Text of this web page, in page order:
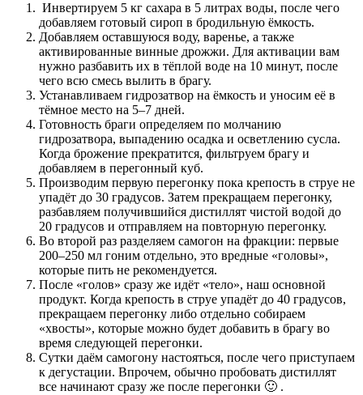
Инвертируем 5 кг сахара в 5 литрах воды, после чего
добавляем готовый сироп в бродильную ёмкость.
Добавляем оставшуюся воду, варенье, а также
активированные винные дрожжи. Для активации вам
нужно разбавить их в тёплой воде на 10 минут, после
чего всю смесь вылить в брагу.
Устанавливаем гидрозатвор на ёмкость и уносим её в
тёмное место на 5–7 дней.
Готовность браги определяем по молчанию
гидрозатвора, выпадению осадка и осветлению сусла.
Когда брожение прекратится, фильтруем брагу и
добавляем в перегонный куб.
Производим первую перегонку пока крепость в струе не
упадёт до 30 градусов. Затем прекращаем перегонку,
разбавляем получившийся дистиллят чистой водой до
20 градусов и отправляем на повторную перегонку.
Во второй раз разделяем самогон на фракции: первые
200–250 мл гоним отдельно, это вредные «головы»,
которые пить не рекомендуется.
После «голов» сразу же идёт «тело», наш основной
продукт. Когда крепость в струе упадёт до 40 градусов,
прекращаем перегонку либо отдельно собираем
«хвосты», которые можно будет добавить в брагу во
время следующей перегонки.
Сутки даём самогону настояться, после чего приступаем
к дегустации. Впрочем, обычно пробовать дистиллят
все начинают сразу же после перегонки 🙂 .